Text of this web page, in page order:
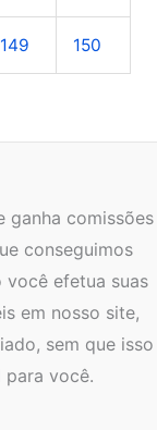
149 150
ganha comissões
conseguimos
você efetua suas
em nosso site,
sem que isso
para você.